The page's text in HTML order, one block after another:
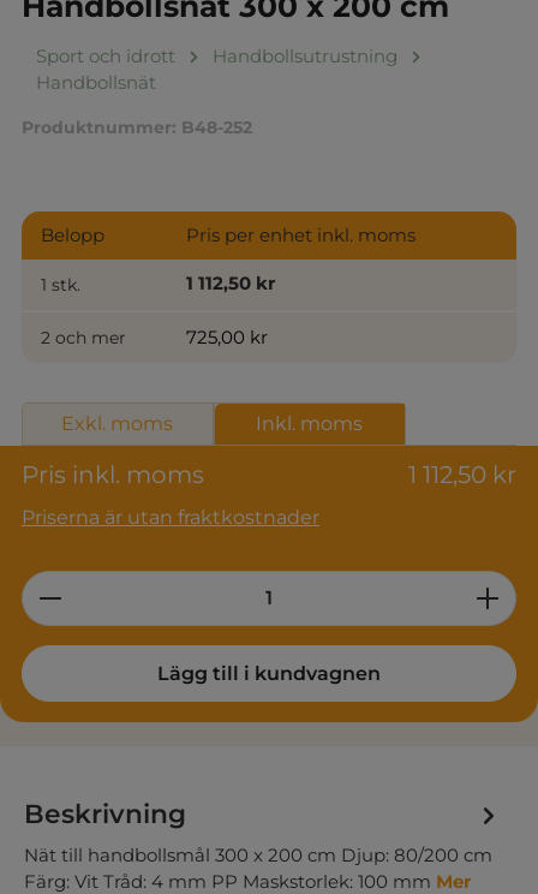
Sport och idrott
Handbollsutrustning
Handbollsnät
Produktnummer: B48-252
Pris inkl. moms 1 112,50 kr
Priserna är utan fraktkostnader
Belopp Pris per enhet inkl. moms
1 stk. 1 112,50 kr
2 och mer 725,00 kr
Exkl. moms Inkl. moms
Product Quantity: Enter the desired
Lägg till i kundvagnen
Beskrivning
Nät till handbollsmål 300 x 200 cm Djup: 80/200 cm
Färg: Vit Tråd: 4 mm PP Maskstorlek: 100 mm Mer